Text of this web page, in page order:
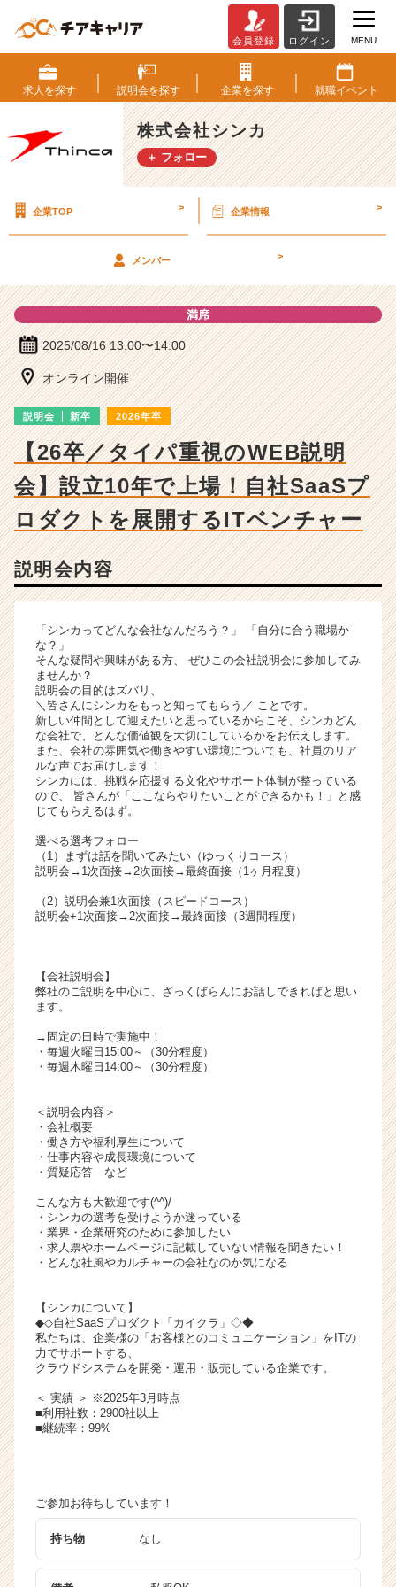
式
会
社
シ
ン
カ
会
|
ベ
ン
チ
長
業
か
ら
ス
カ
が
届
く
活
イ
ト
チ
ア
キ
ャ
h
e
r
e
r）
会員登録 ログイン MENU
求人を探す 説明会を探す 企業を探す 就職イベント
株式会社シンカ
＋ フォロー
企業TOP > 企業情報 >
メンバー >
満席
2025/08/16 13:00〜14:00
オンライン開催
説明会 新卒 2026年卒
【26卒／タイパ重視のWEB説明
会】設立10年で上場！自社SaaSプ
ロダクトを展開するITベンチャー
説明会内容
「シンカってどんな会社なんだろう？」 「自分に合う職場か
な？」
そんな疑問や興味がある方、 ぜひこの会社説明会に参加してみ
ませんか？
説明会の目的はズバリ、
＼皆さんにシンカをもっと知ってもらう／ ことです。
新しい仲間として迎えたいと思っているからこそ、シンカどん
な会社で、どんな価値観を大切にしているかをお伝えします。
また、会社の雰囲気や働きやすい環境についても、社員のリア
ルな声でお届けします！
シンカには、挑戦を応援する文化やサポート体制が整っている
ので、 皆さんが「ここならやりたいことができるかも！」と感
じてもらえるはず。
選べる選考フォロー
（1）まずは話を聞いてみたい（ゆっくりコース）
説明会→1次面接→2次面接→最終面接（1ヶ月程度）
（2）説明会兼1次面接（スピードコース）
説明会+1次面接→2次面接→最終面接（3週間程度）
【会社説明会】
弊社のご説明を中心に、ざっくばらんにお話しできればと思い
ます。
→固定の日時で実施中！
・毎週火曜日15:00～（30分程度）
・毎週木曜日14:00～（30分程度）
＜説明会内容＞
・会社概要
・働き方や福利厚生について
・仕事内容や成長環境について
・質疑応答 など
こんな方も大歓迎です(^^)/
・シンカの選考を受けようか迷っている
・業界・企業研究のために参加したい
・求人票やホームページに記載していない情報を聞きたい！
・どんな社風やカルチャーの会社なのか気になる
【シンカについて】
◆◇自社SaaSプロダクト「カイクラ」◇◆
私たちは、企業様の「お客様とのコミュニケーション」をITの
力でサポートする、
クラウドシステムを開発・運用・販売している企業です。
＜ 実績 ＞ ※2025年3月時点
■利用社数：2900社以上
■継続率：99%
ご参加お待ちしています！
持ち物 なし